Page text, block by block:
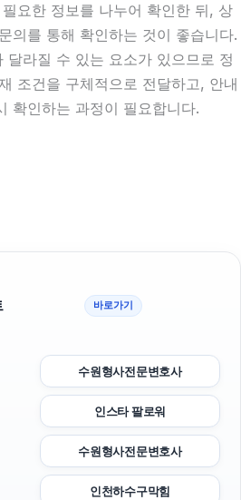
요한 정보를 나누어 확인한 뒤, 상
의를 통해 확인하는 것이 좋습니다.
달라질 수 있는 요소가 있으므로 정
조건을 구체적으로 전달하고, 안내
확인하는 과정이 필요합니다.
바로가기
수원형사전문변호사
인스타 팔로워
수원형사전문변호사
인천하수구막힘